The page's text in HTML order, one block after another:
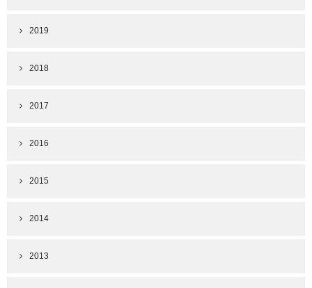
2019
2018
2017
2016
2015
2014
2013